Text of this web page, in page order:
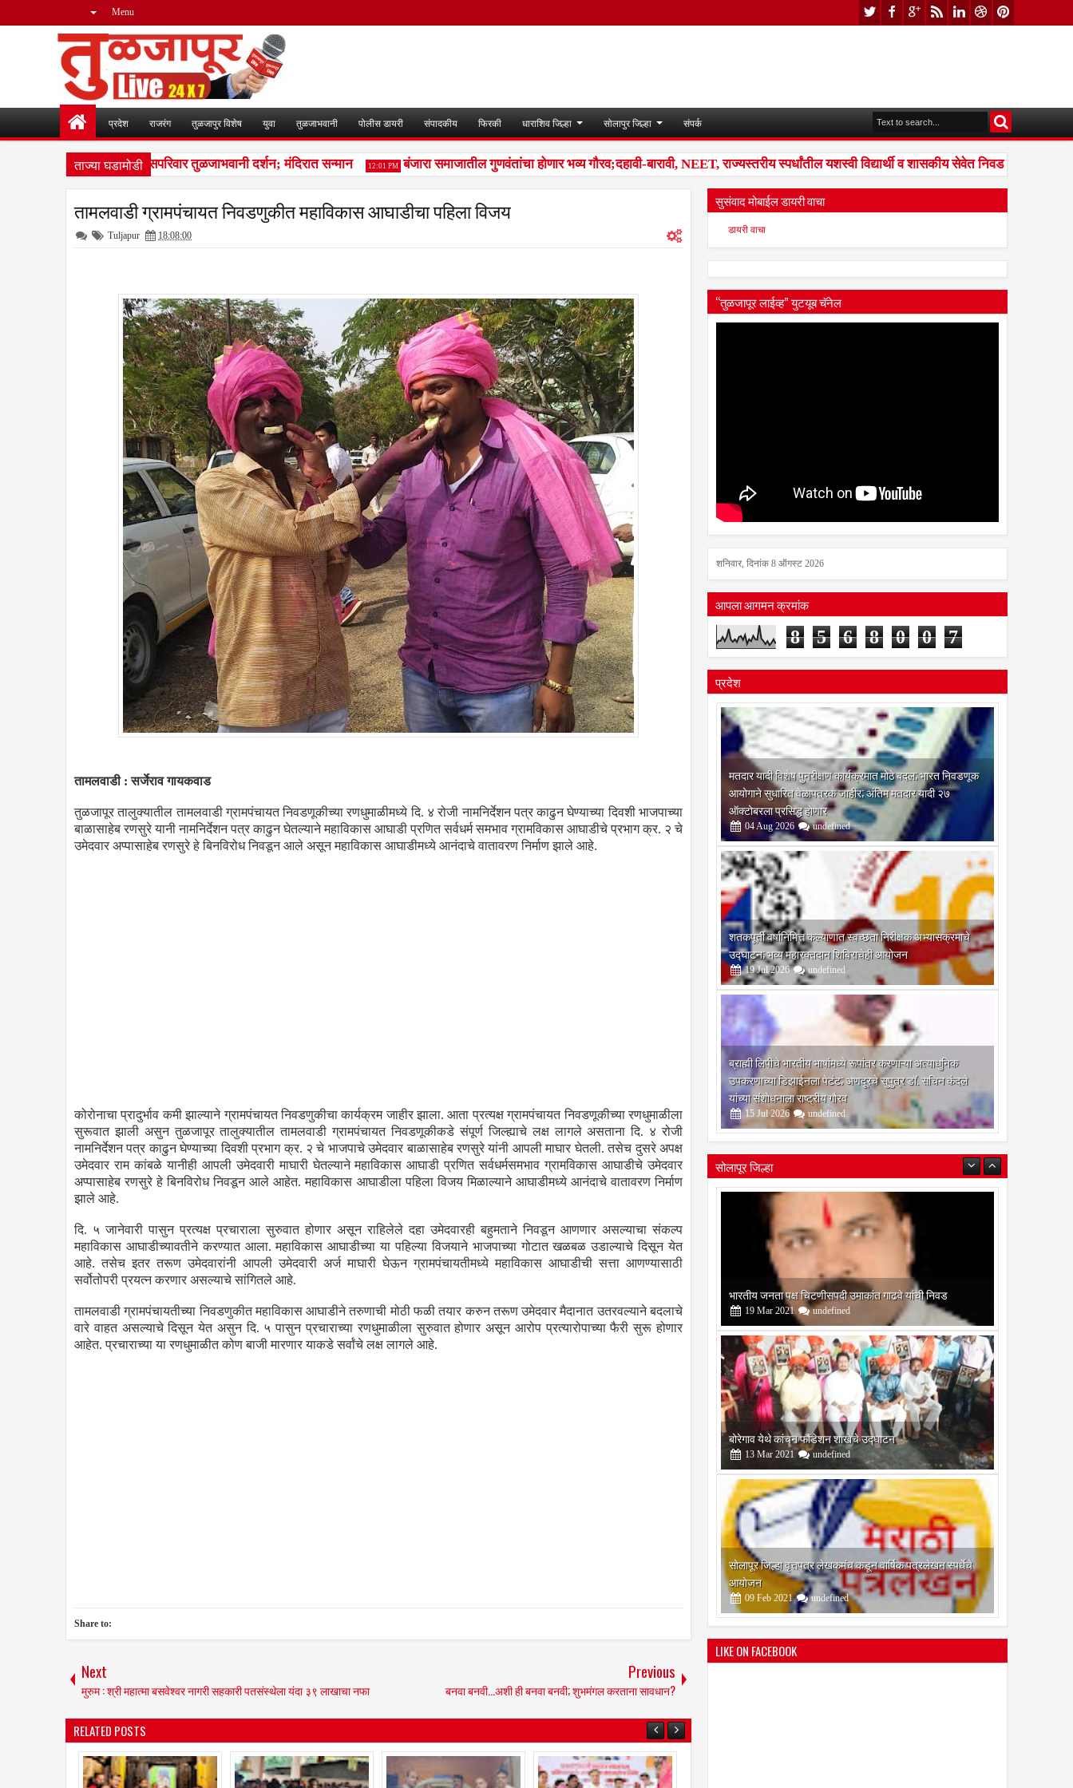
Menu
प्रदेश राजरंग तुळजापुर विशेष युवा तुळजाभवानी पोलीस डायरी संपादकीय फिरकी धाराशिव जिल्हा सोलापुर जिल्हा संपर्क
ताज्या घडामोडी
जिजाऊंच्या वंशजांचे सपरिवार तुळजाभवानी दर्शन; मंदिरात सन्मान 12:01 PM बंजारा समाजातील गुणवंतांचा होणार भव्य गौरव;दहावी-बारावी, NEET, राज्यस्तरीय स्पर्धांतील यशस्वी विद्यार्थी व शासकीय सेवेत निवड झालेल्यांना
तामलवाडी ग्रामपंचायत निवडणुकीत महाविकास आघाडीचा पहिला विजय
Tuljapur 18:08:00
तामलवाडी : सर्जेराव गायकवाड
तुळजापूर तालुक्यातील तामलवाडी ग्रामपंचायत निवडणूकीच्या रणधुमाळीमध्ये दि. ४ रोजी नामनिर्देशन पत्र काढुन घेण्याच्या दिवशी भाजपाच्या
बाळासाहेब रणसुरे यानी नामनिर्देशन पत्र काढुन घेतल्याने महाविकास आघाडी प्रणित सर्वधर्म समभाव ग्रामविकास आघाडीचे प्रभाग क्र. २ चे
उमेदवार अप्पासाहेब रणसुरे हे बिनविरोध निवडून आले असून महाविकास आघाडीमध्ये आनंदाचे वातावरण निर्माण झाले आहे.
कोरोनाचा प्रादुर्भाव कमी झाल्याने ग्रामपंचायत निवडणुकीचा कार्यक्रम जाहीर झाला. आता प्रत्यक्ष ग्रामपंचायत निवडणूकीच्या रणधुमाळीला
सुरूवात झाली असुन तुळजापूर तालुक्यातील तामलवाडी ग्रामपंचायत निवडणूकीकडे संपूर्ण जिल्ह्याचे लक्ष लागले असताना दि. ४ रोजी
नामनिर्देशन पत्र काढुन घेण्याच्या दिवशी प्रभाग क्र. २ चे भाजपाचे उमेदवार बाळासाहेब रणसुरे यांनी आपली माघार घेतली. तसेच दुसरे अपक्ष
उमेदवार राम कांबळे यानीही आपली उमेदवारी माघारी घेतल्याने महाविकास आघाडी प्रणित सर्वधर्मसमभाव ग्रामविकास आघाडीचे उमेदवार
अप्पासाहेब रणसुरे हे बिनविरोध निवडून आले आहेत. महाविकास आघाडीला पहिला विजय मिळाल्याने आघाडीमध्ये आनंदाचे वातावरण निर्माण
झाले आहे.
दि. ५ जानेवारी पासुन प्रत्यक्ष प्रचाराला सुरुवात होणार असून राहिलेले दहा उमेदवारही बहुमताने निवडून आणणार असल्याचा संकल्प
महाविकास आघाडीच्यावतीने करण्यात आला. महाविकास आघाडीच्या या पहिल्या विजयाने भाजपाच्या गोटात खळबळ उडाल्याचे दिसून येत
आहे. तसेच इतर तरूण उमेदवारांनी आपली उमेदवारी अर्ज माघारी घेऊन ग्रामपंचायतीमध्ये महाविकास आघाडीची सत्ता आणण्यासाठी
सर्वोतोपरी प्रयत्न करणार असल्याचे सांगितले आहे.
तामलवाडी ग्रामपंचायतीच्या निवडणुकीत महाविकास आघाडीने तरुणाची मोठी फळी तयार करुन तरूण उमेदवार मैदानात उतरवल्याने बदलाचे
वारे वाहत असल्याचे दिसून येत असुन दि. ५ पासुन प्रचाराच्या रणधुमाळीला सुरुवात होणार असून आरोप प्रत्यारोपाच्या फैरी सुरू होणार
आहेत. प्रचाराच्या या रणधुमाळीत कोण बाजी मारणार याकडे सर्वांचे लक्ष लागले आहे.
Share to:
Next
मुरुम : श्री महात्मा बसवेश्वर नागरी सहकारी पतसंस्थेला यंदा ३९ लाखाचा नफा
Previous
बनवा बनवी...अशी ही बनवा बनवी; शुभमंगल करताना सावधान?
RELATED POSTS
सुसंवाद मोबाईल डायरी वाचा
डायरी वाचा
“तुळजापूर लाईव्ह” युटयूब चॅनेल
शनिवार, दिनांक 8 ऑगस्ट 2026
आपला आगमन क्रमांक
8 5 6 8 0 0 7
प्रदेश
मतदार यादी विशेष पुनरीक्षण कार्यक्रमात मोठे बदल; भारत निवडणूक
आयोगाने सुधारित वेळापत्रक जाहीर; अंतिम मतदार यादी २७
ऑक्टोबरला प्रसिद्ध होणार
04 Aug 2026 undefined
शतकपूर्ती वर्षानिमित्त कल्याणात स्वच्छता निरीक्षक अभ्यासक्रमाचे
उद्घाटन; भव्य महारक्तदान शिबिराचेही आयोजन
19 Jul 2026 undefined
ब्राह्मी लिपीचे भारतीय भाषांमध्ये रूपांतर करणाऱ्या अत्याधुनिक
उपकरणाच्या डिझाईनला पेटंट; अणदूरचे सुपुत्र डॉ. सचिन कंदले
यांच्या संशोधनाला राष्ट्रीय गौरव
15 Jul 2026 undefined
सोलापूर जिल्हा
बोरेगाव येथे कांचन फौंडेशन शाखेचे उद्घाटन
13 Mar 2021 undefined
सोलापूर जिल्हा वृत्तपत्र लेखकमंच कडून वार्षिक पत्रलेखन स्पर्धेचे
आयोजन
09 Feb 2021 undefined
श्री मल्लिकार्जुन प्रशालेकडून उमाकांत गाढवे यांचा सत्कार
25 Mar 2021 undefined
LIKE ON FACEBOOK